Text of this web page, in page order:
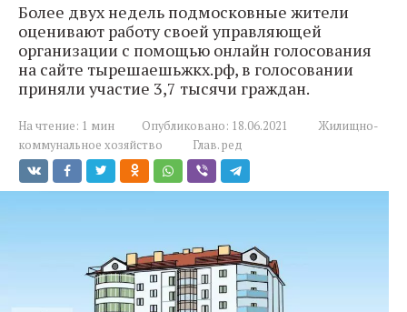
Более двух недель подмосковные жители
оценивают работу своей управляющей
организации с помощью онлайн голосования
на сайте тырешаешьжкх.рф, в голосовании
приняли участие 3,7 тысячи граждан.
На чтение: 1 мин Опубликовано: 18.06.2021
Жилищно-
коммунальное хозяйство
Глав. ред